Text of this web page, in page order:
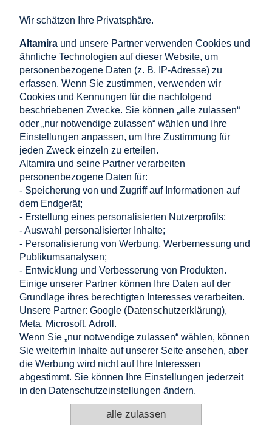
Verfügbare Konfiguration
PRODUKT-CODE
KATALOG NR. EAN
GPV-401-222
BIS-411-24V/FIF 5908312594055
Dateien zum Herunterladen:
BIS CE-Erklärung 2024
BIS-411 24V Handbuch
Einkaufen
Hilfe
Mein Konto
Information
KONTAKT
Altamira Sp. z o. o.
Budowlanych 6/51, 95-040 Koluszki, Polen
+48 724 999 949
info@e-altamira.de
Wir schätzen Ihre Privatsphäre.
Altamira und unsere Partner verwenden Cookies und
ähnliche Technologien auf dieser Website, um
personenbezogene Daten (z. B. IP-Adresse) zu
erfassen. Wenn Sie zustimmen, verwenden wir
Cookies und Kennungen für die nachfolgend
beschriebenen Zwecke. Sie können „alle zulassen“
oder „nur notwendige zulassen“ wählen und Ihre
Einstellungen anpassen, um Ihre Zustimmung für
jeden Zweck einzeln zu erteilen.
Altamira und seine Partner verarbeiten
personenbezogene Daten für:
- Speicherung von und Zugriff auf Informationen auf
dem Endgerät;
- Erstellung eines personalisierten Nutzerprofils;
- Auswahl personalisierter Inhalte;
- Personalisierung von Werbung, Werbemessung und
Publikumsanalysen;
- Entwicklung und Verbesserung von Produkten.
Einige unserer Partner können Ihre Daten auf der
Grundlage ihres berechtigten Interesses verarbeiten.
Unsere Partner: Google (Datenschutzerklärung),
Meta, Microsoft, Adroll.
Wenn Sie „nur notwendige zulassen“ wählen, können
Sie weiterhin Inhalte auf unserer Seite ansehen, aber
die Werbung wird nicht auf Ihre Interessen
abgestimmt. Sie können Ihre Einstellungen jederzeit
in den Datenschutzeinstellungen ändern.
alle zulassen